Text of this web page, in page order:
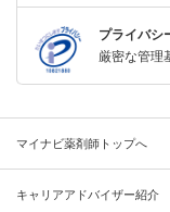
プライバシ
厳密な管理
マイナビ薬剤師トップへ
キャリアアドバイザー紹介